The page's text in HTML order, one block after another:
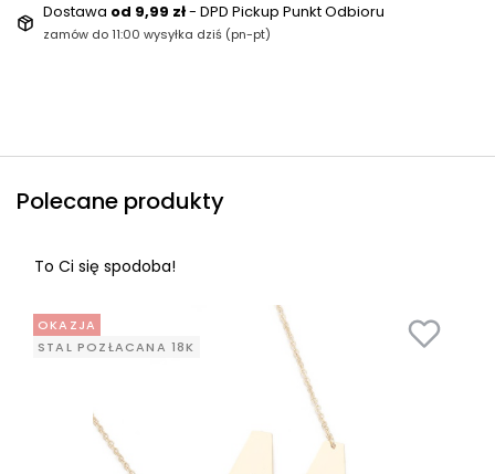
Dostawa od 9,99 zł- DPD Pickup Punkt Odbioru
zamów do 11:00 wysyłka dziś (pn-pt)
Polecane produkty
To Ci się spodoba!
OKAZJA
STAL POZŁACANA 18K